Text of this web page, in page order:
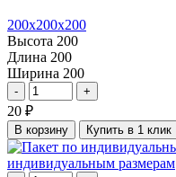
200х200х200
Высота 200
Длина 200
Ширина 200
- +
20 ₽
В корзину Купить в 1 клик
индивидуальным размерам